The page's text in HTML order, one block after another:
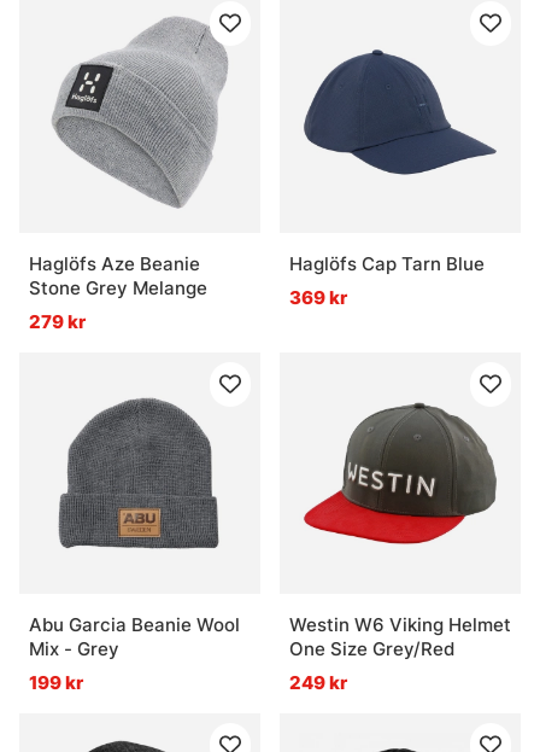
Haglöfs Aze Beanie
Stone Grey Melange
279 kr
Haglöfs Cap Tarn Blue
369 kr
Abu Garcia Beanie Wool
Mix - Grey
199 kr
Westin W6 Viking Helmet
One Size Grey/Red
249 kr